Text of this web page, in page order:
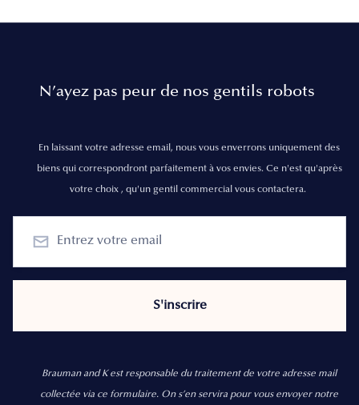
N’ayez pas peur de nos gentils robots
En laissant votre adresse email, nous vous enverrons uniquement des
biens qui correspondront parfaitement à vos envies. Ce n'est qu'après
votre choix , qu'un gentil commercial vous contactera.
Brauman and K est responsable du traitement de votre adresse mail
collectée via ce formulaire. On s’en servira pour vous envoyer notre